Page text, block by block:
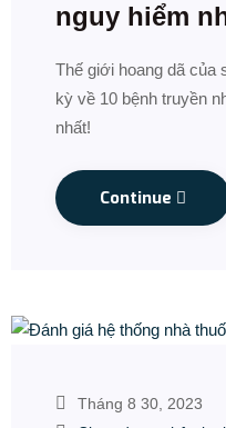
nguy hiểm
Thế giới hoang dã của
kỳ về 10 bệnh truyền
nhất!
Continue
Tháng 8 30, 2023